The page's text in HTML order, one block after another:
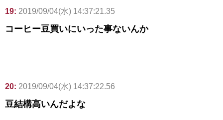
19: 2019/09/04(水) 14:37:21.35
コーヒー豆買いにいった事ないんか
20: 2019/09/04(水) 14:37:22.56
豆結構高いんだよな